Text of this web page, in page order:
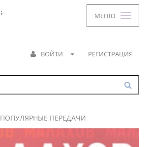
МЕНЮ
ВОЙТИ РЕГИСТРАЦИЯ
ПОПУЛЯРНЫЕ ПЕРЕДАЧИ